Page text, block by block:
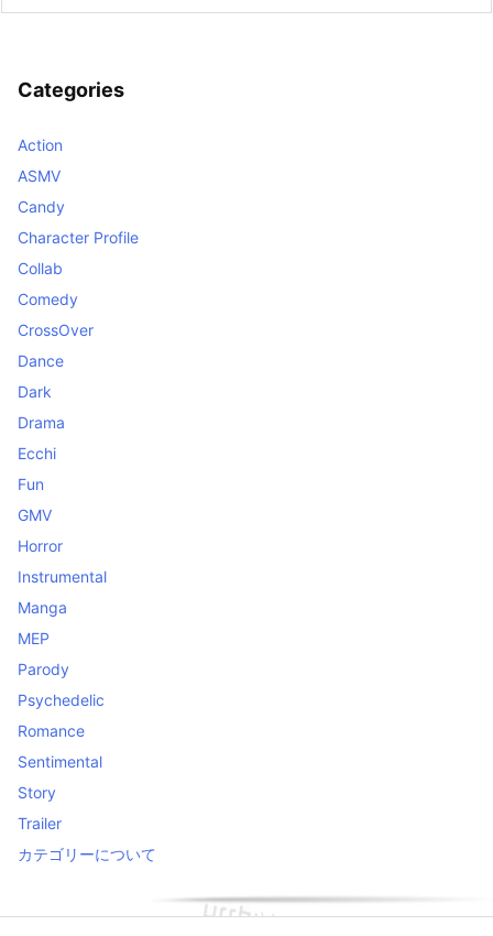
Categories
Action
ASMV
Candy
Character Profile
Collab
Comedy
CrossOver
Dance
Dark
Drama
Ecchi
Fun
GMV
Horror
Instrumental
Manga
MEP
Parody
Psychedelic
Romance
Sentimental
Story
Trailer
カテゴリーについて